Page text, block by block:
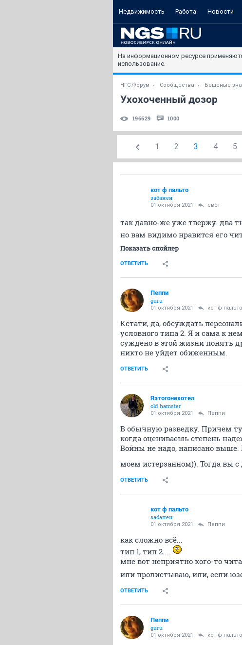
Недвижимость Работа Новости
На информационном ресурсе
использование.
НГС.Форум Сообщества Бешеные
Ухохоченный дозор
196629 1000
1 2 3 4 5
кот ф пальто
забанен
01 октября 2021 свет
так давно-же уже твержу. два
но вам видимо нравится его
Показать спойлер
ОТВЕТИТЬ
Пeппи
guru
01 октября 2021 кот ф пальто
Кстати, да, обсуждать
условного типа 2. Я и сама к
суждено в этой жизни понять
никто не уйдет обиженным.
ОТВЕТИТЬ
Яэтогонехотел
old hamster
01 октября 2021 Пeппи
В обычную разведку. Причем
когда оцениваешь степень
Войны не надо, написано выше.
моем истерзанном)). Тогда вы
ОТВЕТИТЬ
кот ф пальто
забанен
01 октября 2021 Пeппи
как сложно всё...
тип 1, тип 2....
мне вот неприятно кого-то
или пролистываю, или, если
ОТВЕТИТЬ
Пeппи
guru
01 октября 2021 кот ф пальто